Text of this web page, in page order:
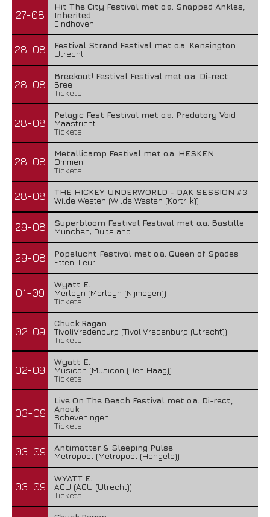
27-08
Hit The City Festival met o.a. Snapped Ankles,
Inherited
Eindhoven
28-08
Festival Strand Festival met o.a. Kensington
Utrecht
28-08
Breekout! Festival Festival met o.a. Di-rect
Bree
Tickets
28-08
Pelagic Fest Festival met o.a. Predatory Void
Maastricht
Tickets
28-08
Metallicamp Festival met o.a. HESKEN
Ommen
Tickets
28-08
THE HICKEY UNDERWORLD - DAK SESSION #3
Wilde Westen (Wilde Westen (Kortrijk))
29-08
Superbloom Festival Festival met o.a. Bastille
Munchen, Duitsland
29-08
Popelucht Festival met o.a. Queen of Spades
Etten-Leur
01-09
Wyatt E.
Merleyn (Merleyn (Nijmegen))
Tickets
02-09
Chuck Ragan
TivoliVredenburg (TivoliVredenburg (Utrecht))
Tickets
02-09
Wyatt E.
Musicon (Musicon (Den Haag))
Tickets
03-09
Live On The Beach Festival met o.a. Di-rect,
Anouk
Scheveningen
Tickets
03-09
Antimatter & Sleeping Pulse
Metropool (Metropool (Hengelo))
03-09
WYATT E.
ACU (ACU (Utrecht))
Tickets